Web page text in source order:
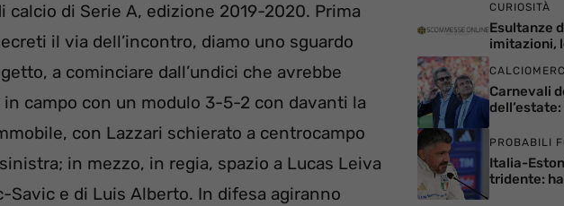
di Serie A, edizione 2019-2020. Prima
il via dell’incontro, diamo uno sguardo
a cominciare dall’undici che avrebbe
campo con un modulo 3-5-2 con davanti la
con Lazzari schierato a centrocampo
in mezzo, in regia, spazio a Lucas Leiva
e di Luis Alberto. In difesa agiranno
CURIOSITÀ
Esultanze
imitazioni,
Carnevali
PROBABILI
Italia-
tridente: